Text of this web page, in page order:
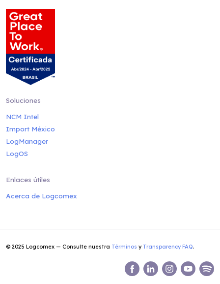
Soluciones
NCM Intel
Import México
LogManager
LogOS
Enlaces útiles
Acerca de Logcomex
© 2025 Logcomex — Consulte nuestra Términos y Transparency FAQ.